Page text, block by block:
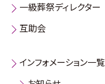
一級葬祭ディレクター
互助会
インフォメーション一覧